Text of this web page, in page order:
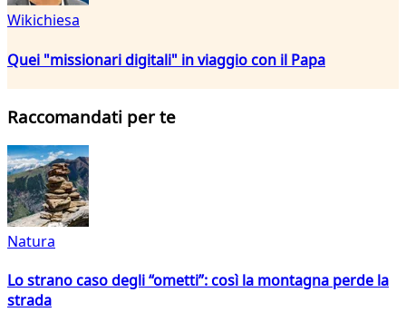
Wikichiesa
Quei "missionari digitali" in viaggio con il Papa
Raccomandati per te
Natura
Lo strano caso degli “ometti”: così la montagna perde la
strada